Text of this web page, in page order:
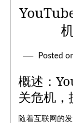
Posted
概述：
关危机
随着互联网的